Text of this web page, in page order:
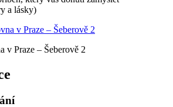
a lásky)
v Praze – Šeberově 2